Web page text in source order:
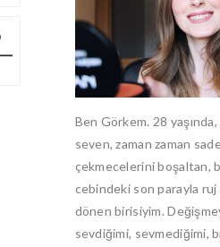
Ben Görkem. 28 yaşında,
seven, zaman zaman
çekmecelerini boşaltan,
cebindeki son parayla ruj
dönen birisiyim.
sevdiğimi, sevmediğimi,